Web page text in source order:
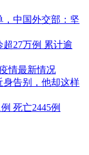
，中国外交部：坚
27万例 累计逾
情最新情况
身告别，他却这样
死亡2445例